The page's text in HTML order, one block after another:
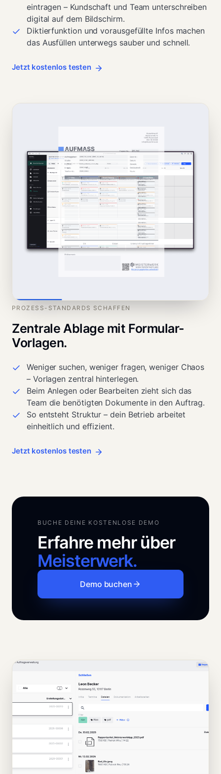
eintragen – Kundschaft und Team unterschreiben
digital auf dem Bildschirm.
Diktierfunktion und vorausgefüllte Infos machen
das Ausfüllen unterwegs sauber und schnell.
Jetzt kostenlos testen
PROZESS-STANDARDS SCHAFFEN
Zentrale Ablage mit Formular-
Vorlagen.
Weniger suchen, weniger fragen, weniger Chaos
– Vorlagen zentral hinterlegen.
Beim Anlegen oder Bearbeiten zieht sich das
Team die benötigten Dokumente in den Auftrag.
So entsteht Struktur – dein Betrieb arbeitet
einheitlich und effizient.
Jetzt kostenlos testen
BUCHE DEINE KOSTENLOSE DEMO
Erfahre mehr über
Meisterwerk.
Demo buchen